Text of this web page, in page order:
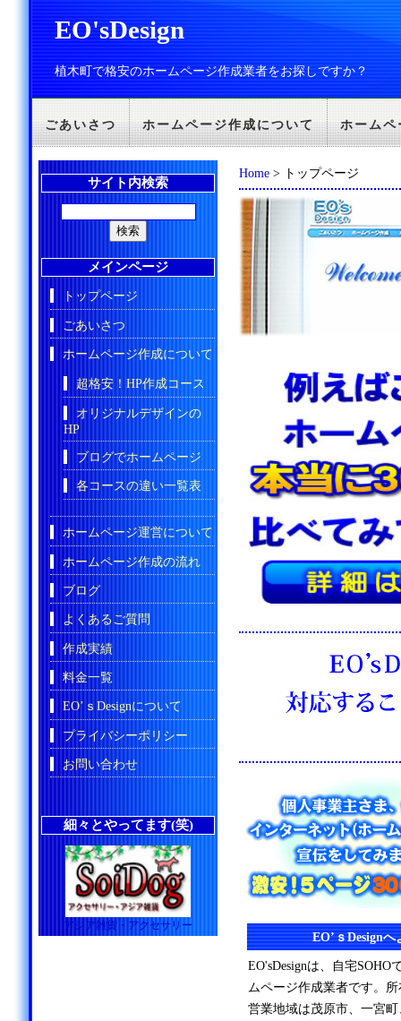
EO'sDesign
植木町で格安のホームページ作成業者をお探しですか？
ごあいさつ ホームページ作成について ホームペ
Home > トップページ
EO’ｓDesign
EO'sDesignは、自宅SOHO
ムページ作成業者です。
営業地域は茂原市、一宮
サイト内検索
メインページ
トップページ
ごあいさつ
ホームページ作成について
超格安！HP作成コース
オリジナルデザインの
HP
ブログでホームページ
各コースの違い一覧表
ホームページ運営について
ホームページ作成の流れ
ブログ
よくあるご質問
作成実績
料金一覧
EO’ｓDesignについて
プライバシーポリシー
お問い合わせ
細々とやってます(笑)
アジア雑貨・アクセサリー